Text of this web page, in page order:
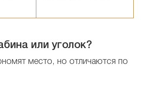
или уголок?
место, но отличаются по